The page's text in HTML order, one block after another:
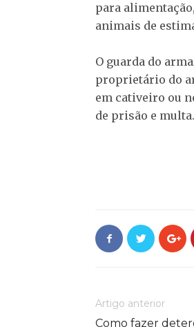
para
animais de
O guarda do
proprietário do
em cativeiro ou
de prisão e multa.
Artigo anterior
Como fazer